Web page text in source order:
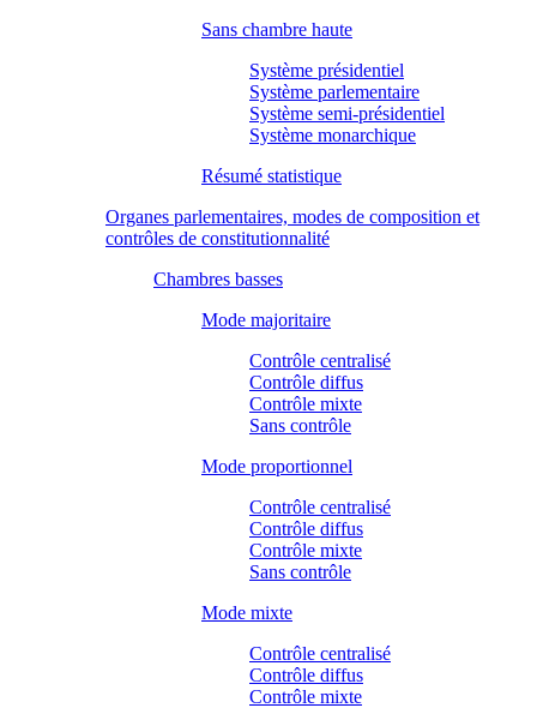
Sans chambre haute
Système présidentiel
Système parlementaire
Système semi-présidentiel
Système monarchique
Résumé statistique
Organes parlementaires, modes de composition et
contrôles de constitutionnalité
Chambres basses
Mode majoritaire
Contrôle centralisé
Contrôle diffus
Contrôle mixte
Sans contrôle
Mode proportionnel
Contrôle centralisé
Contrôle diffus
Contrôle mixte
Sans contrôle
Mode mixte
Contrôle centralisé
Contrôle diffus
Contrôle mixte